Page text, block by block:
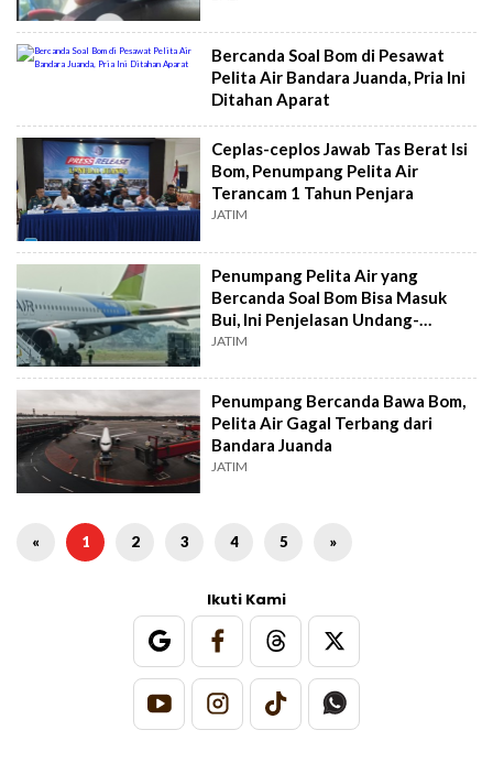
Bercanda Soal Bom di Pesawat
Pelita Air Bandara Juanda, Pria Ini
Ditahan Aparat
Ceplas-ceplos Jawab Tas Berat Isi
Bom, Penumpang Pelita Air
Terancam 1 Tahun Penjara
JATIM
Penumpang Pelita Air yang
Bercanda Soal Bom Bisa Masuk
Bui, Ini Penjelasan Undang-
undang Penerbangan
JATIM
Penumpang Bercanda Bawa Bom,
Pelita Air Gagal Terbang dari
Bandara Juanda
JATIM
« 1 2 3 4 5 »
Ikuti Kami